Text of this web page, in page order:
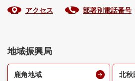
アクセス 部署別電話番号
地域振興局
鹿角地域 北秋